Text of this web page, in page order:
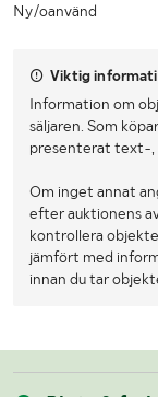
Ny/oanvänd
Viktig
Information om
säljaren. Som
presenterat text-,
Om inget annat
efter auktionens
kontrollera
jämfört med
innan du tar